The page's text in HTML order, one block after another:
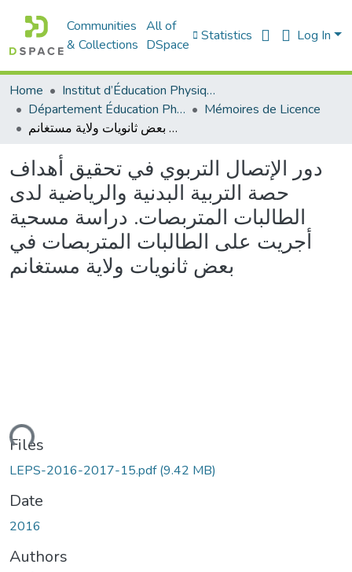
Communities
& Collections
All of
DSpace
Statistics Log In
Home
Institut d’Éducation Physique et Sportive
Département Éducation Physique et Sportive (EPS)
Mémoires de Licence
دور الإتصال التربوي في تحقيق أهداف حصة التربية البدنية والرياضية لدى الطالبات المتربصات. دراسة مسحية أجريت على الطالبات المتربصات في بعض ثانويات ولاية مستغانم
دور الإتصال التربوي في تحقيق أهداف
حصة التربية البدنية والرياضية لدى
الطالبات المتربصات. دراسة مسحية
أجريت على الطالبات المتربصات في
بعض ثانويات ولاية مستغانم
Files
LEPS-2016-2017-15.pdf(9.42 MB)
Date
2016
Authors